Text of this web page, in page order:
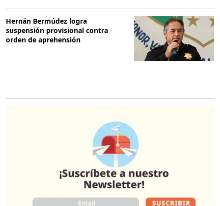
Hernán Bermúdez logra
suspensión provisional contra
orden de aprehensión